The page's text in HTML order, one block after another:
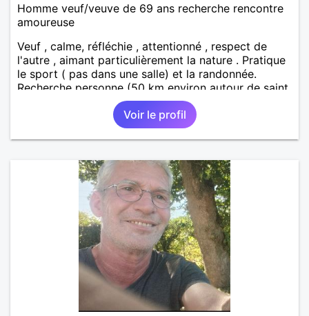
Homme veuf/veuve de 69 ans recherche rencontre
amoureuse
Veuf , calme, réfléchie , attentionné , respect de
l'autre , aimant particulièrement la nature . Pratique
le sport ( pas dans une salle) et la randonnée.
Recherche personne (50 km environ autour de saint
étienne) pour finir le reste de ma vie , sereinement ,
en parfaite harmonie et confiance.
Voir le profil